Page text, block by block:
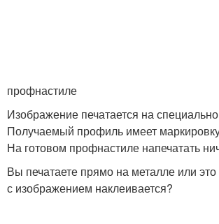
профнастиле
Изображение печатается на
Получаемый профиль имеет
На готовом профнастиле напечатать
Вы печатаете прямо на металле или это
с изображением наклеивается?